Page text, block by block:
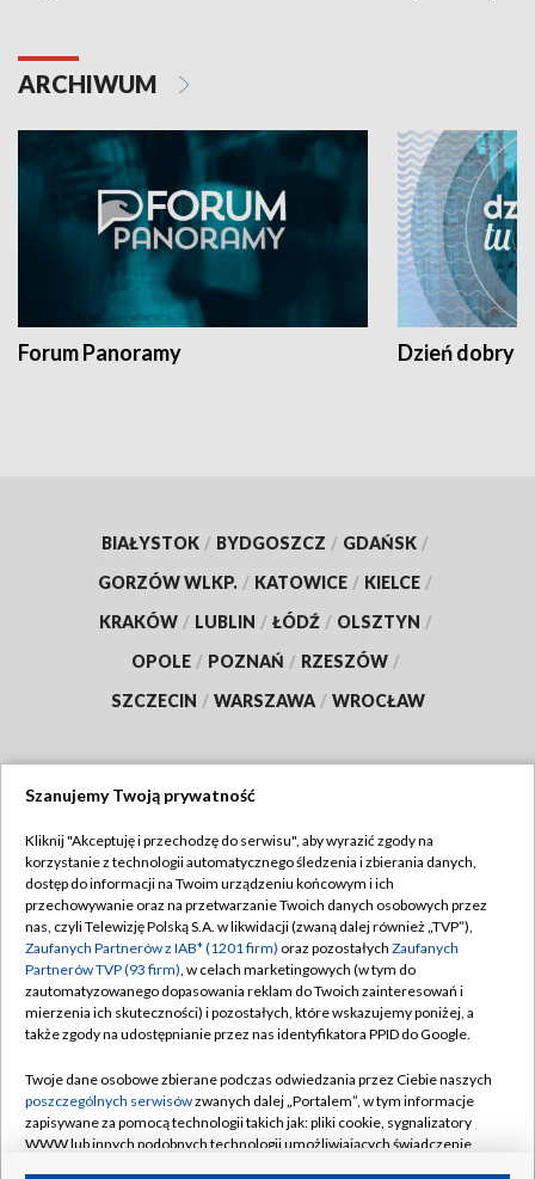
ARCHIWUM
Forum Panoramy Dzień dobry
BIAŁYSTOK / BYDGOSZCZ / GDAŃSK /
GORZÓW WLKP. / KATOWICE / KIELCE /
KRAKÓW / LUBLIN / ŁÓDŹ / OLSZTYN /
OPOLE / POZNAŃ / RZESZÓW /
SZCZECIN / WARSZAWA / WROCŁAW
TVP
Abonament TVP
Emisja w TVP
Centrum informacji TVP
Naziemna Telewizja Cyfrowa
Rada Programowa
System NOS
Informacje o nadawcy
Regulamin TVP
Polityka prywatności
Moje zgody
Pomoc
Kontakt
Szanujemy Twoją prywatność
Kliknij "Akceptuję i przechodzę do serwisu", aby wyrazić zgody na
korzystanie z technologii automatycznego śledzenia i zbierania danych,
dostęp do informacji na Twoim urządzeniu końcowym i ich
przechowywanie oraz na przetwarzanie Twoich danych osobowych przez
nas, czyli Telewizję Polską S.A. w likwidacji (zwaną dalej również „TVP”),
Zaufanych Partnerów z IAB* (1201 firm) oraz pozostałych Zaufanych
Partnerów TVP (93 firm), w celach marketingowych (w tym do
zautomatyzowanego dopasowania reklam do Twoich zainteresowań i
mierzenia ich skuteczności) i pozostałych, które wskazujemy poniżej, a
także zgody na udostępnianie przez nas identyfikatora PPID do Google.
Twoje dane osobowe zbierane podczas odwiedzania przez Ciebie naszych
poszczególnych serwisówzwanych dalej „Portalem”, w tym informacje
zapisywane za pomocą technologii takich jak: pliki cookie, sygnalizatory
WWW lub innych podobnych technologii umożliwiających świadczenie